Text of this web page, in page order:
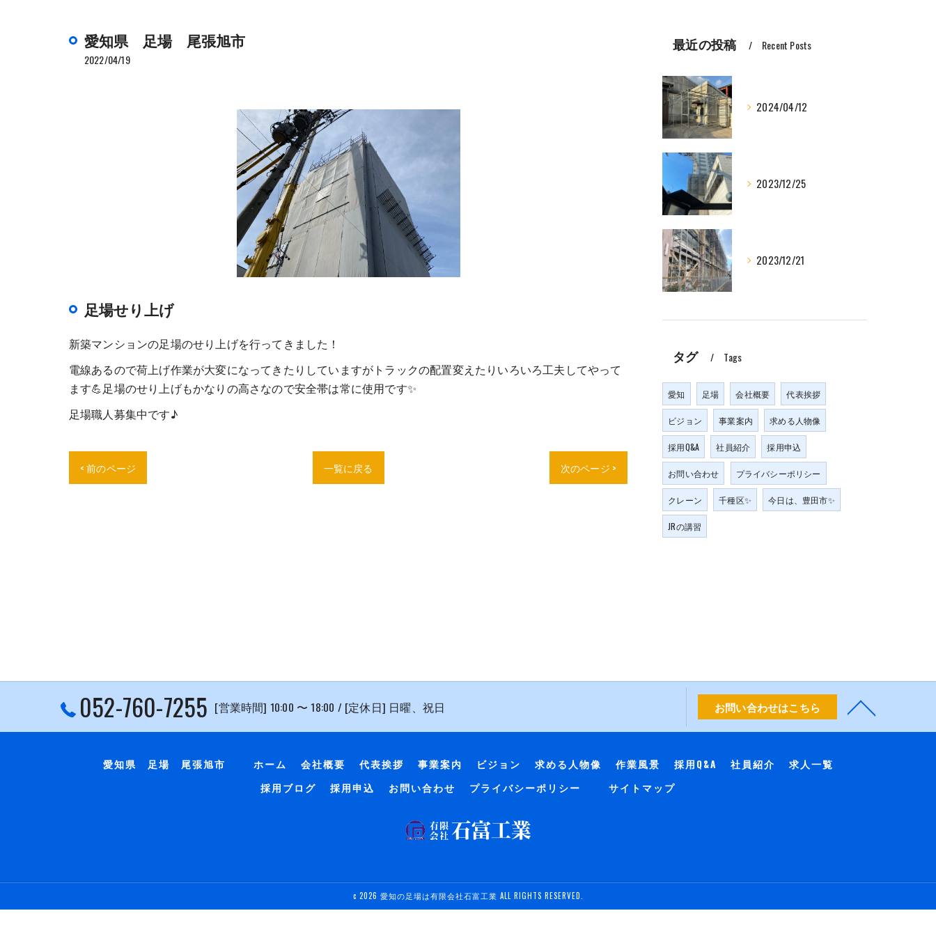
愛知県 足場 尾張旭市
2022/04/19
足場せり上げ
新築マンションの足場のせり上げを行ってきました！
電線あるので荷上げ作業が大変になってきたりしていますがトラックの配置変えたりいろいろ工夫してやって
ます💪足場のせり上げもかなりの高さなので安全帯は常に使用です✨
足場職人募集中です♪
< 前のページ 一覧に戻る 次のページ >
最近の投稿 Recent Posts
2024/04/12
2023/12/25
2023/12/21
タグ Tags
愛知 足場 会社概要 代表挨拶
ビジョン 事業案内 求める人物像
採用Q&A 社員紹介 採用申込
お問い合わせ プライバシーポリシー
クレーン 千種区✨ 今日は、豊田市✨
JRの講習
052-760-7255 [営業時間] 10:00 〜 18:00 / [定休日] 日曜、祝日 お問い合わせはこちら
愛知県 足場 尾張旭市 ホーム 会社概要 代表挨拶 事業案内 ビジョン 求める人物像 作業風景 採用Q&A 社員紹介
求人一覧
採用ブログ
採用申込 お問い合わせ プライバシーポリシー サイトマップ
c 2026 愛知の足場は有限会社石富工業 ALL RIGHTS RESERVED.